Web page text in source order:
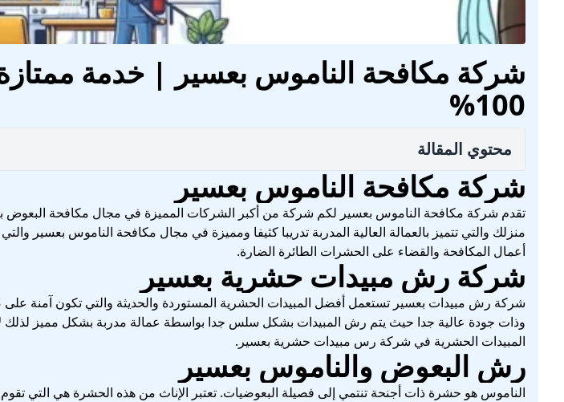
شركة مكافحة الناموس بعسير | خدمة ممتازة
100%
محتوي المقالة
شركة مكافحة الناموس بعسير
تقدم شركة مكافحة الناموس بعسير لكم شركة من أكبر الشركات المميزة في مجال مكافحة البعوض
منزلك والتي تتميز بالعمالة العالية المدربة تدريبا كثيفا ومميزة في مجال مكافحة الناموس بعسير
أعمال المكافحة والقضاء على الحشرات الطائرة الضارة.
شركة رش مبيدات حشرية بعسير
شركة رش مبيدات بعسير تستعمل أفضل المبيدات الحشرية المستوردة والحديثة والتي تكون آمنة على
وذات جودة عالية جدا حيث يتم رش المبيدات بشكل سلس جدا بواسطة عمالة مدربة بشكل مميز لذلك
المبيدات الحشرية في شركة رس مبيدات حشرية بعسير.
رش البعوض والناموس بعسير
الناموس هو حشرة ذات أجنحة تنتمي إلى فصيلة البعوضيات. تعتبر الإناث من هذه الحشرة هي التي تقوم